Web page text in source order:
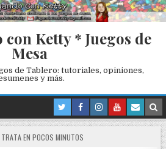
con Ketty * Juegos de
Mesa
de Tablero: tutoriales, opiniones,
y más.
TRATA EN POCOS MINUTOS